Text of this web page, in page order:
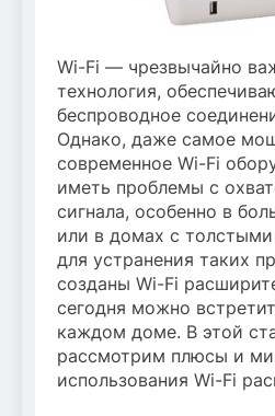
Wi-Fi — чрезвычайно
технология,
беспроводное
Однако, даже самое
современное Wi-Fi
иметь проблемы с
сигнала, особенно в
или в домах с
для устранения таких
созданы Wi-Fi
сегодня можно
каждом доме. В этой
рассмотрим плюсы и
использования Wi-Fi